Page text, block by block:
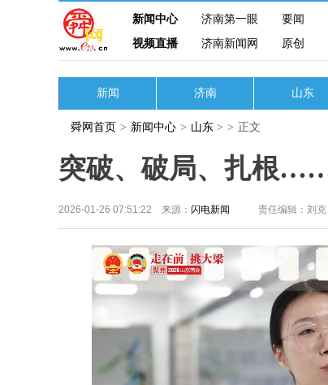
新闻中心 济南第一眼 要闻
视频直播
济南新闻网 原创
新闻 济南 山东
舜网首页 > 新闻中心 > 山东 > > 正文
突破、破局、扎根
2026-01-26 07:51:22 来源： 闪电新闻 责任编辑：刘克